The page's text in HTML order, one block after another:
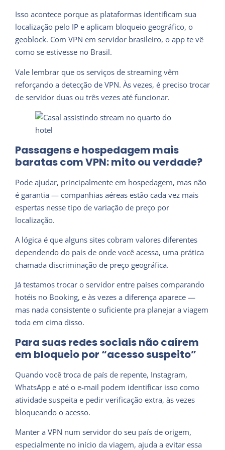
Isso acontece porque as plataformas identificam sua
localização pelo IP e aplicam bloqueio geográfico, o
geoblock. Com VPN em servidor brasileiro, o app te vê
como se estivesse no Brasil.
Vale lembrar que os serviços de streaming vêm
reforçando a detecção de VPN. Às vezes, é preciso trocar
de servidor duas ou três vezes até funcionar.
Passagens e hospedagem mais
baratas com VPN: mito ou verdade?
Pode ajudar, principalmente em hospedagem, mas não
é garantia — companhias aéreas estão cada vez mais
espertas nesse tipo de variação de preço por
localização.
A lógica é que alguns sites cobram valores diferentes
dependendo do país de onde você acessa, uma prática
chamada discriminação de preço geográfica.
Já testamos trocar o servidor entre países comparando
hotéis no Booking, e às vezes a diferença aparece —
mas nada consistente o suficiente pra planejar a viagem
toda em cima disso.
Para suas redes sociais não caírem
em bloqueio por “acesso suspeito”
Quando você troca de país de repente, Instagram,
WhatsApp e até o e-mail podem identificar isso como
atividade suspeita e pedir verificação extra, às vezes
bloqueando o acesso.
Manter a VPN num servidor do seu país de origem,
especialmente no início da viagem, ajuda a evitar essa